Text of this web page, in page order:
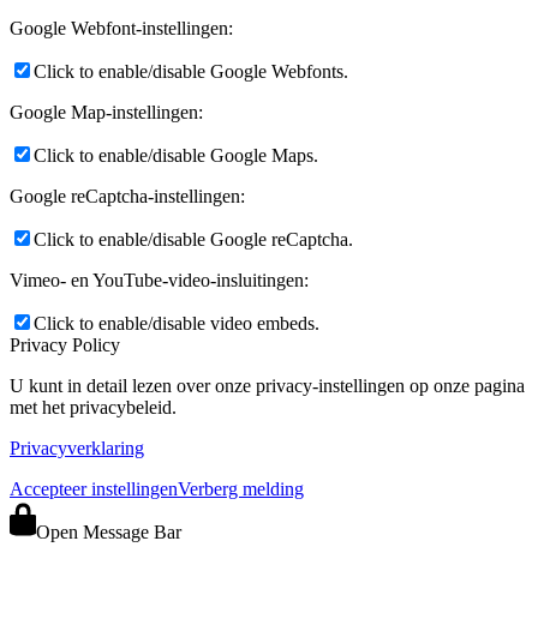
Google Webfont-instellingen:
Click to enable/disable Google Webfonts.
Google Map-instellingen:
Click to enable/disable Google Maps.
Google reCaptcha-instellingen:
Click to enable/disable Google reCaptcha.
Vimeo- en YouTube-video-insluitingen:
Click to enable/disable video embeds.
Privacy Policy
U kunt in detail lezen over onze privacy-instellingen op onze pagina
met het privacybeleid.
Privacyverklaring
Accepteer instellingenVerberg melding
Open Message Bar